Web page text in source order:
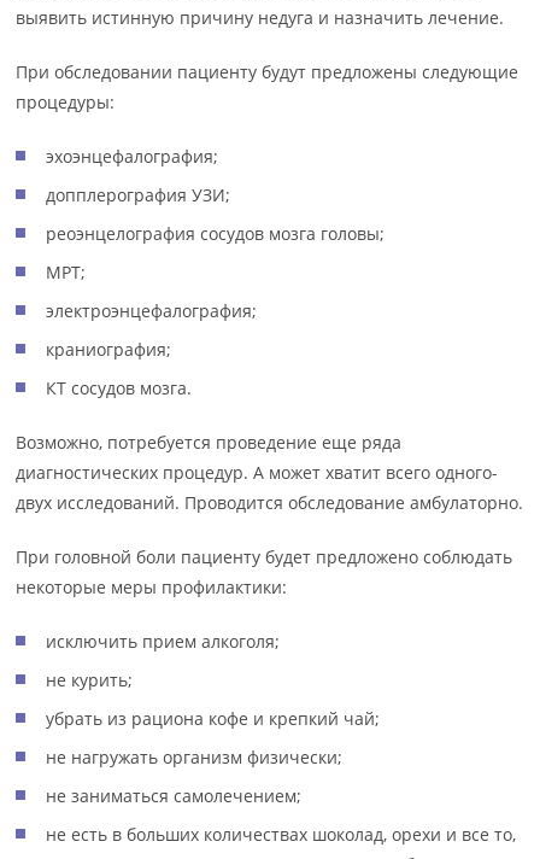
выявить истинную причину недуга и назначить лечение.
При обследовании пациенту будут предложены следующие
процедуры:
эхоэнцефалография;
допплерография УЗИ;
реоэнцелография сосудов мозга головы;
МРТ;
электроэнцефалография;
краниография;
КТ сосудов мозга.
Возможно, потребуется проведение еще ряда
диагностических процедур. А может хватит всего одного-
двух исследований. Проводится обследование амбулаторно.
При головной боли пациенту будет предложено соблюдать
некоторые меры профилактики:
исключить прием алкоголя;
не курить;
убрать из рациона кофе и крепкий чай;
не нагружать организм физически;
не заниматься самолечением;
не есть в больших количествах шоколад, орехи и все то,